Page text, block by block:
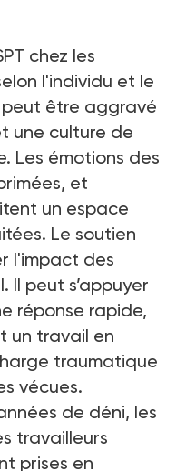
chez les
l'individu et le
être aggravé
une culture de
Les émotions des
et
un espace
Le soutien
l'impact des
Il peut s’appuyer
réponse rapide,
un travail en
traumatique
vécues.
de déni, les
travailleurs
prises en